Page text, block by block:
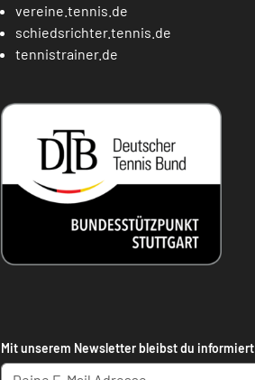
vereine.tennis.de
schiedsrichter.tennis.de
tennistrainer.de
Mit unserem Newsletter bleibst du informiert